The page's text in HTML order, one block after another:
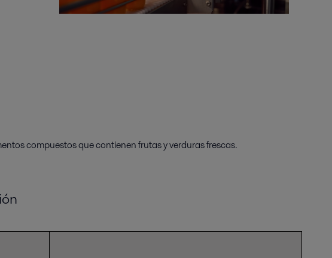
compuestos que contienen frutas y verduras frescas.